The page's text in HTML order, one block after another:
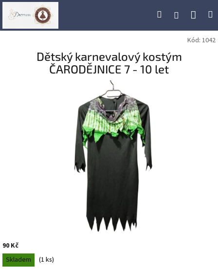
Přejít
Hledat Přihlášení
Kód: 1042
Dětský karnevalový kostým
ČARODĚJNICE 7 - 10 let
90 Kč
Měrná
cena:
Skladem (1 ks)